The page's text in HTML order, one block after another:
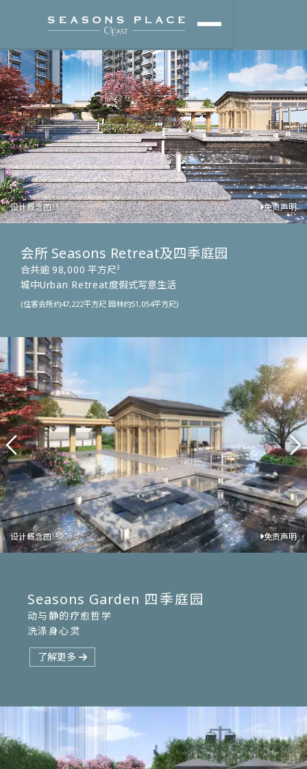
设计概念图1,2 免责声明
会所 Seasons Retreat及四季庭园
合共逾 98,000 平方尺3
城中Urban Retreat度假式写意生活
(住客会所约47,222平方尺 园林约51,054平方尺)
设计概念图1,2 免责声明
Seasons Garden 四季庭园
动与静的疗愈哲学
洗涤身心灵
了解更多
设计概念图1,2 免责声明
Dancing Water
设计概念图1,2 免责声明
Tea Academy
设计概念图2 免责声明
Blossom
设计概念图2
免责声明
设计概念图1,2 免责声明
Purple Pavilion